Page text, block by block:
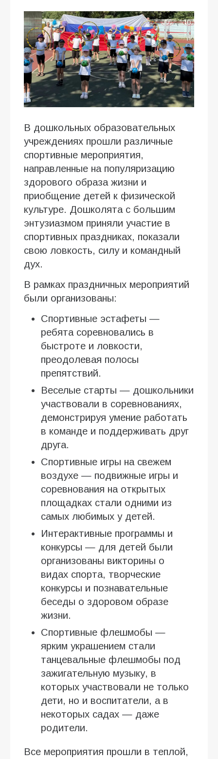
В дошкольных образовательных
учреждениях прошли различные
спортивные мероприятия,
направленные на популяризацию
здорового образа жизни и
приобщение детей к физической
культуре. Дошколята с большим
энтузиазмом приняли участие в
спортивных праздниках, показали
свою ловкость, силу и командный
дух.
В рамках праздничных мероприятий
были организованы:
Спортивные эстафеты —
ребята соревновались в
быстроте и ловкости,
преодолевая полосы
препятствий.
Веселые старты — дошкольники
участвовали в соревнованиях,
демонстрируя умение работать
в команде и поддерживать друг
друга.
Спортивные игры на свежем
воздухе — подвижные игры и
соревнования на открытых
площадках стали одними из
самых любимых у детей.
Интерактивные программы и
конкурсы — для детей были
организованы викторины о
видах спорта, творческие
конкурсы и познавательные
беседы о здоровом образе
жизни.
Спортивные флешмобы —
ярким украшением стали
танцевальные флешмобы под
зажигательную музыку, в
которых участвовали не только
дети, но и воспитатели, а в
некоторых садах — даже
родители.
Все мероприятия прошли в теплой,